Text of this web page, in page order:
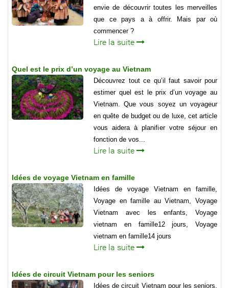
envie de découvrir toutes les merveilles
que ce pays a à offrir. Mais par où
commencer ?
Lire la suite
Quel est le prix d’un voyage au Vietnam
Découvrez tout ce qu’il faut savoir pour
estimer quel est le prix d’un voyage au
Vietnam. Que vous soyez un voyageur
en quête de budget ou de luxe, cet article
vous aidera à planifier votre séjour en
fonction de vos...
Lire la suite
Idées de voyage Vietnam en famille
Idées de voyage Vietnam en famille,
Voyage en famille au Vietnam, Voyage
Vietnam avec les enfants, Voyage
vietnam en famille12 jours, Voyage
vietnam en famille14 jours
Lire la suite
Idées de circuit Vietnam pour les seniors
Idées de circuit Vietnam pour les seniors,